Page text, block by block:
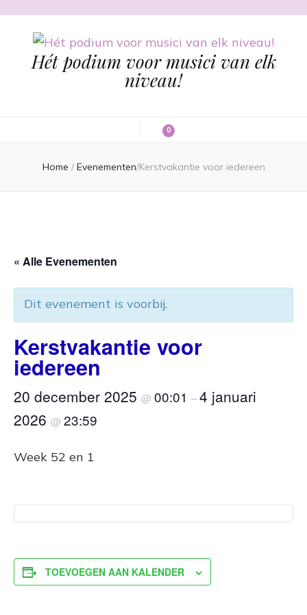
Hét podium voor musici van elk
niveau!
0
Home / Evenementen/Kerstvakantie voor iedereen
« Alle Evenementen
Dit evenement is voorbij.
Kerstvakantie voor
iedereen
20 december 2025 @ 00:01 –4 januari
2026 @ 23:59
Week 52 en 1
TOEVOEGEN AAN KALENDER